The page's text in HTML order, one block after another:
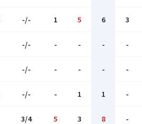
-/- 1 5 6 3
-/- - - - -
-/- - - - -
-/- - 1 1 -
3/4 5 3 8 -